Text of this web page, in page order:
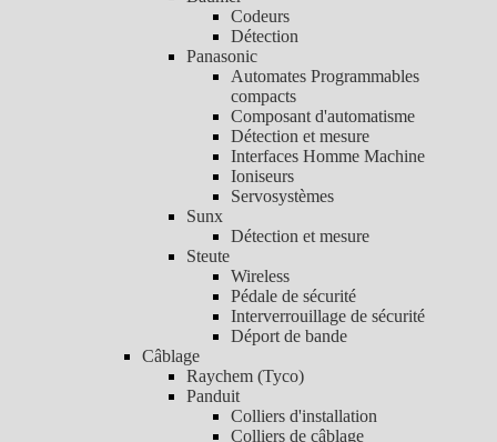
Codeurs
Détection
Panasonic
Automates Programmables
compacts
Composant d'automatisme
Détection et mesure
Interfaces Homme Machine
Ioniseurs
Servosystèmes
Sunx
Détection et mesure
Steute
Wireless
Pédale de sécurité
Interverrouillage de sécurité
Déport de bande
Câblage
Raychem (Tyco)
Panduit
Colliers d'installation
Colliers de câblage